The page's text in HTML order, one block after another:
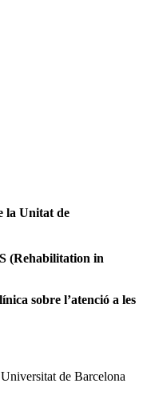
la Unitat de
(Rehabilitation in
sobre l’atenció a les
de Barcelona